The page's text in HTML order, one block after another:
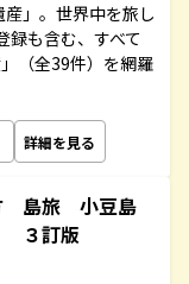
」。世界中を旅し
録も含む、すべて
（全39件）を網羅
詳細を見る
島旅 小豆島
３訂版